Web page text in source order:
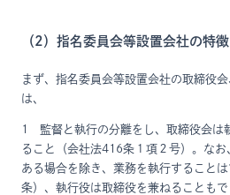
（2）指名委員会等設置会社の特徴
まず、指名委員会等設置会社の取締役
は、
1 監督と執行の分離をし、取締役会は
ること（会社法416条１項２号）。な
ある場合を除き、業務を執行すること
条）、執行役は取締役を兼ねることも